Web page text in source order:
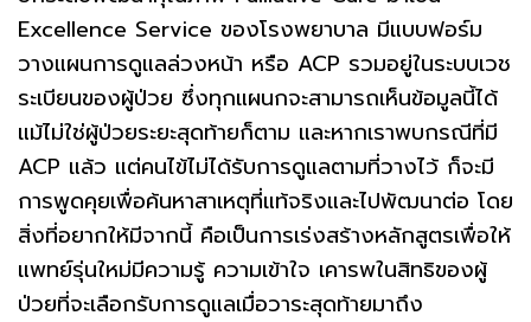
Excellence Service ของโรงพยาบาล มีแบบฟอร์ม
วางแผนการดูแลล่วงหน้า หรือ ACP รวมอยู่ในระบบเวช
ระเบียนของผู้ป่วย ซึ่งทุกแผนกจะสามารถเห็นข้อมูลนี้ได้
แม้ไม่ใช่ผู้ป่วยระยะสุดท้ายก็ตาม และหากเราพบกรณีที่มี
ACP แล้ว แต่คนไข้ไม่ได้รับการดูแลตามที่วางไว้ ก็จะมี
การพูดคุยเพื่อค้นหาสาเหตุที่แท้จริงและไปพัฒนาต่อ โดย
สิ่งที่อยากให้มีจากนี้ คือเป็นการเร่งสร้างหลักสูตรเพื่อให้
แพทย์รุ่นใหม่มีความรู้ ความเข้าใจ เคารพในสิทธิของผู้
ป่วยที่จะเลือกรับการดูแลเมื่อวาระสุดท้ายมาถึง